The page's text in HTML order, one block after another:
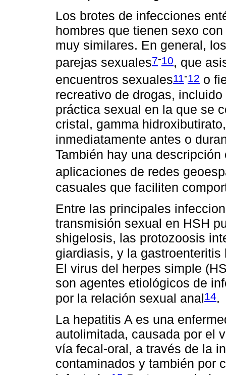
Los brotes de infecciones
hombres que tienen sexo
muy similares. En general,
parejas sexuales7-10, que
encuentros sexuales11 -12 o
recreativo de drogas,
práctica sexual en la que se
cristal, gamma
inmediatamente antes o
También hay una
aplicaciones de redes
casuales que faciliten
Entre las principales
transmisión sexual en HSH
shigelosis, las protozoosis
giardiasis, y la
El virus del herpes simple
son agentes etiológicos de
por la relación sexual anal14.
La hepatitis A es una
autolimitada, causada por el
vía fecal-oral, a través de la
contaminados y también por